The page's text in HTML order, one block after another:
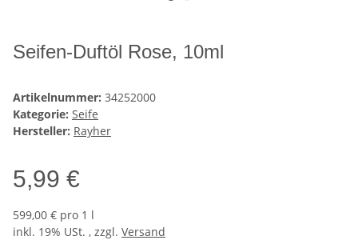
Seifen-Duftöl Rose, 10ml
Artikelnummer: 34252000
Kategorie: Seife
Hersteller: Rayher
5,99 €
599,00 € pro 1 l
inkl. 19% USt. , zzgl. Versand